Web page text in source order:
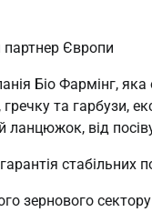
Європи
Біо Фармінг, яка
та гарбузи,
від
стабільних
зернового